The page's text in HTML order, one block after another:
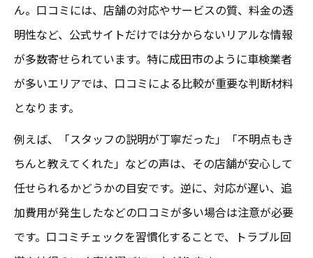
ん。口コミには、店舗の対応やサービスの質、料金の透
明性など、公式サイトだけでは分からないリアルな情報
が多数寄せられています。特に成田市のように車検業者
が多いエリアでは、口コミによる比較が重要な判断材料
となります。
例えば、「スタッフの説明が丁寧だった」「不明点もき
ちんと教えてくれた」などの声は、その店舗が安心して
任せられるかどうかの目安です。逆に、対応が遅い、追
加費用が発生したなどの口コミが多い場合は注意が必要
です。口コミチェックを習慣化することで、トラブル回